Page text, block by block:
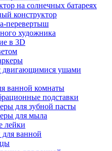
на солнечных батареях
конструктор
перевертыш
художника
в 3D
ушами
ванной комнаты
подставки
для зубной пасты
для мыла
лейки
ванной